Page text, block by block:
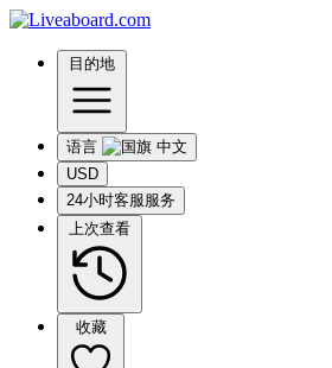
目的地
语言
USD
24小时客服服务
上次查看
收藏